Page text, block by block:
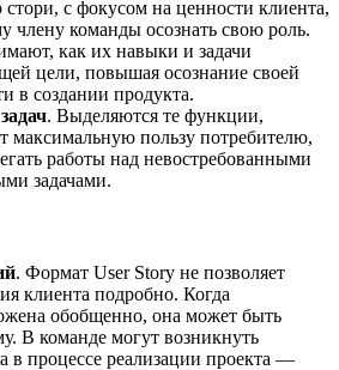
с фокусом на ценности клиента,
члену команды осознать свою роль.
как их навыки и задачи
цели, повышая осознание своей
в создании продукта.
. Выделяются те функции,
максимальную пользу потребителю,
работы над невостребованными
задачами.
. Формат User Story не позволяет
клиента подробно. Когда
обобщенно, она может быть
В команде могут возникнуть
в процессе реализации проекта —